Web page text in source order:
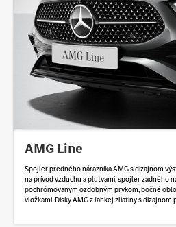
AMG Line
Spojler predného nárazníka AMG s dizajnom
na prívod vzduchu a plutvami, spojler zadného
pochrómovaným ozdobným prvkom, bočné
vložkami. Disky AMG z ľahkej zliatiny s